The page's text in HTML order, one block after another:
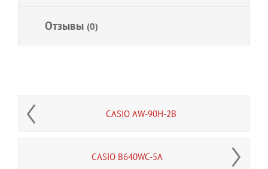
Отзывы (0)
CASIO AW-90H-2B
CASIO B640WC-5A